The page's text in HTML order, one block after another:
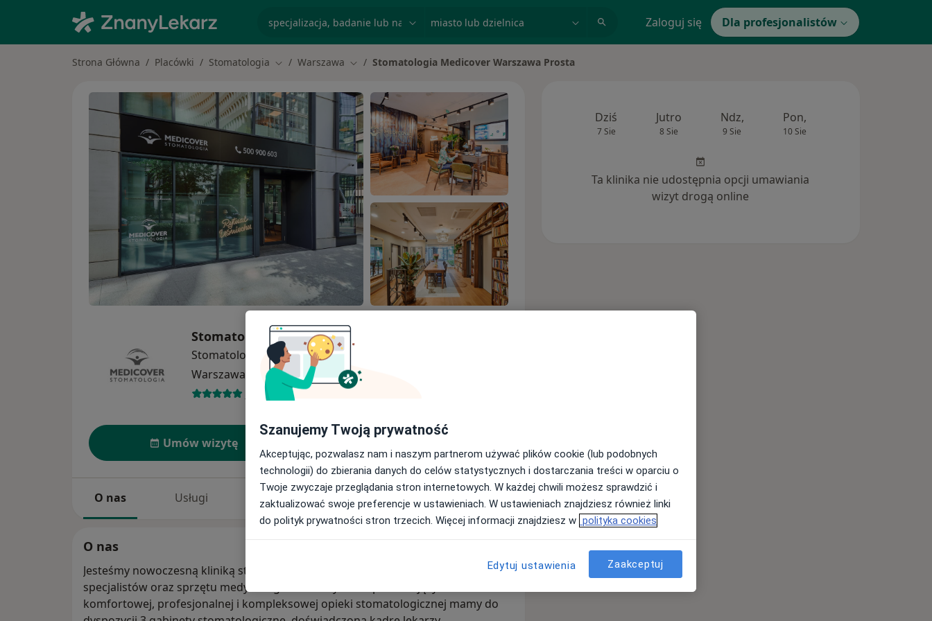
Zaloguj się Dla profesjonalistów
Strona Główna Placówki Stomatologia Zmień miasto
Warszawa Zmień miasto
Stomatologia Medicover Warszawa Prosta
Stomatologia Medicover Warszawa Prosta
Stomatologia
więcej
Warszawa
1 adres
105 opinii
Umów wizytę
O nas Usługi Specjaliści Adresy Opinie
O nas
Jesteśmy nowoczesną kliniką stomatologiczną z dostępem do wysokiej klasy
specjalistów oraz sprzętu medycznego. Dla wszystkich poszukujących
komfortowej, profesjonalnej i kompleksowej opieki stomatologicznej mamy do
Dziś
7 Sie
Jutro
8 Sie
Ndz,
9 Sie
Pon,
10 Sie
Ta klinika nie udostępnia opcji umawiania
wizyt drogą online
Szanujemy Twoją prywatność
Akceptując, pozwalasz nam i naszym partnerom używać plików cookie (lub podobnych
technologii) do zbierania danych do celów statystycznych i dostarczania treści w oparciu o
Twoje zwyczaje przeglądania stron internetowych. W każdej chwili możesz sprawdzić i
zaktualizować swoje preferencje w ustawieniach. W ustawieniach znajdziesz również linki
do polityk prywatności stron trzecich. Więcej informacji znajdziesz w polityka cookies
Edytuj ustawienia Zaakceptuj